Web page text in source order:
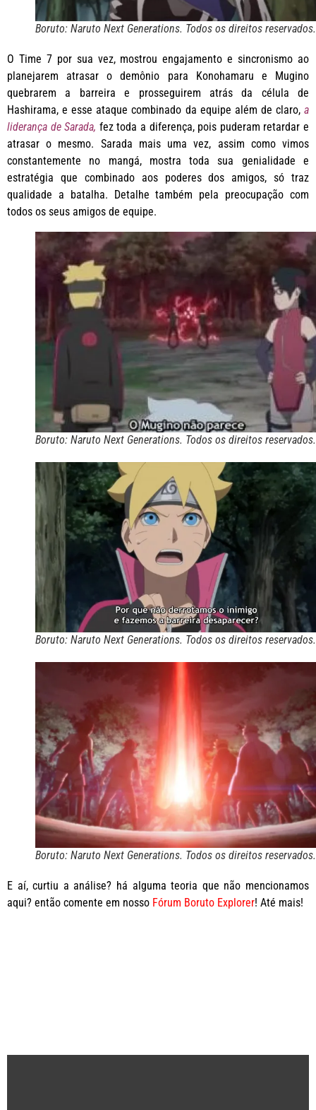
Boruto: Naruto Next Generations. Todos os direitos reservados.
O Time 7 por sua vez, mostrou engajamento e sincronismo ao
planejarem atrasar o demônio para Konohamaru e Mugino
quebrarem a barreira e prosseguirem atrás da célula de
Hashirama, e esse ataque combinado da equipe além de claro, a
liderança de Sarada, fez toda a diferença, pois puderam retardar e
atrasar o mesmo. Sarada mais uma vez, assim como vimos
constantemente no mangá, mostra toda sua genialidade e
estratégia que combinado aos poderes dos amigos, só traz
qualidade a batalha. Detalhe também pela preocupação com
todos os seus amigos de equipe.
Boruto: Naruto Next Generations. Todos os direitos reservados.
Boruto: Naruto Next Generations. Todos os direitos reservados.
Boruto: Naruto Next Generations. Todos os direitos reservados.
E aí, curtiu a análise? há alguma teoria que não mencionamos
aqui? então comente em nosso Fórum Boruto Explorer! Até mais!